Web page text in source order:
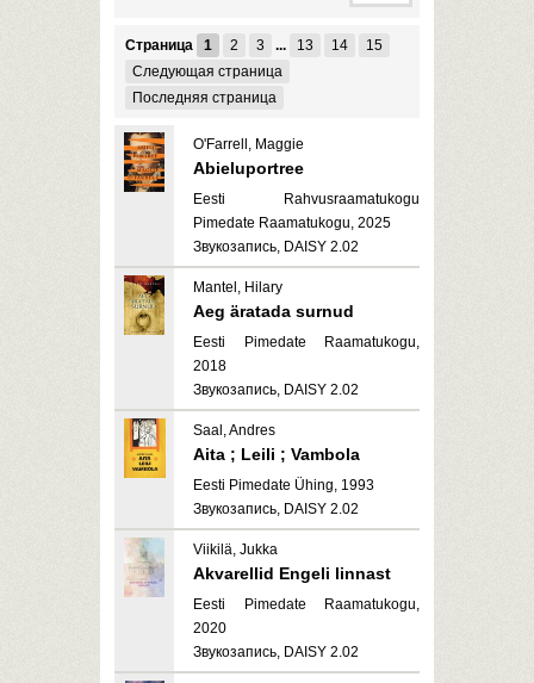
Страница 1 2 3 ... 13 14
15
Следующая страница
Последняя страница
O'Farrell, Maggie
Abieluportree
Eesti Rahvusraamatukogu
Pimedate Raamatukogu, 2025
Звукозапись, DAISY 2.02
Mantel, Hilary
Aeg äratada surnud
Eesti Pimedate Raamatukogu,
2018
Звукозапись, DAISY 2.02
Saal, Andres
Aita ; Leili ; Vambola
Eesti Pimedate Ühing, 1993
Звукозапись, DAISY 2.02
Viikilä, Jukka
Akvarellid Engeli linnast
Eesti Pimedate Raamatukogu,
2020
Звукозапись, DAISY 2.02